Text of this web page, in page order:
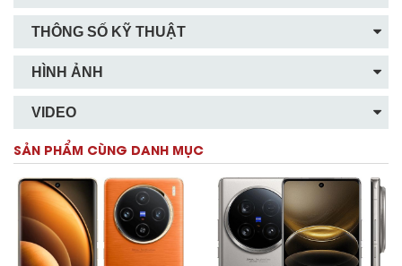
THÔNG SỐ KỸ THUẬT
HÌNH ẢNH
VIDEO
SẢN PHẨM CÙNG DANH MỤC